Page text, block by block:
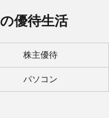
優待生活
株主優待
パソコン